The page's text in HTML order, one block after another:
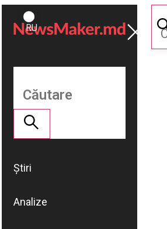
ROMÂNĂ
RU
Susține
NM
Știri
Analize